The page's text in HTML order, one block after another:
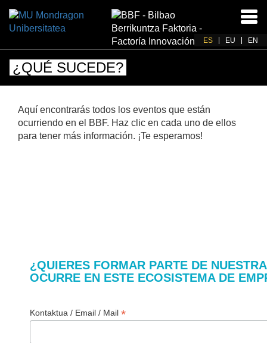
ES EU EN
¿QUÉ SUCEDE?
Aquí encontrarás todos los eventos que están
ocurriendo en el BBF. Haz clic en cada uno de ellos
para tener más información. ¡Te esperamos!
¿QUIERES FORMAR PARTE DE
OCURRE EN ESTE ECOSISTEMA DE
Kontaktua / Email / Mail *